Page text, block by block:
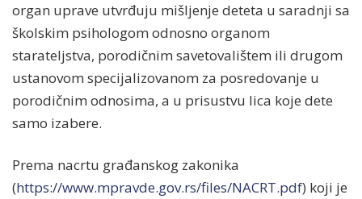
organ uprave utvrđuju mišljenje deteta u saradnji sa
školskim psihologom odnosno organom
starateljstva, porodičnim savetovalištem ili drugom
ustanovom specijalizovanom za posredovanje u
porodičnim odnosima, a u prisustvu lica koje dete
samo izabere.
Prema nacrtu građanskog zakonika
(https://www.mpravde.gov.rs/files/NACRT.pdf) koji je